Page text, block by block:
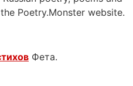
Poetry.Monster website.
Фета.